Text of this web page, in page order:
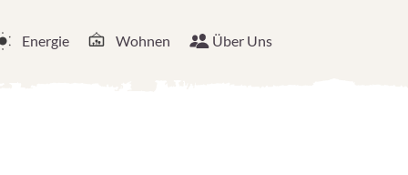
Energie Wohnen Über Uns